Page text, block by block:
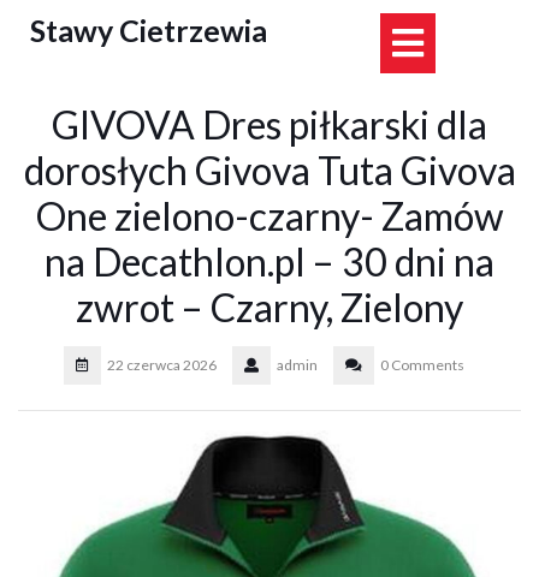
Stawy Cietrzewia
GIVOVA Dres piłkarski dla
dorosłych Givova Tuta Givova
One zielono-czarny- Zamów
na Decathlon.pl – 30 dni na
zwrot – Czarny, Zielony
22 czerwca 2026 admin 0 Comments